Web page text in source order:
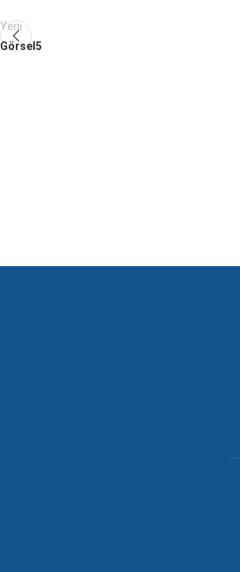
Yeni
Görsel5